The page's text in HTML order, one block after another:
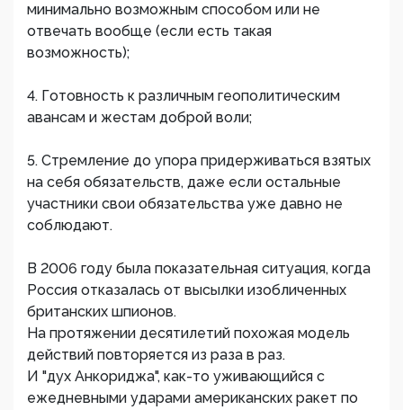
минимально возможным способом или не
отвечать вообще (если есть такая
возможность);
4. Готовность к различным геополитическим
авансам и жестам доброй воли;
5. Стремление до упора придерживаться взятых
на себя обязательств, даже если остальные
участники свои обязательства уже давно не
соблюдают.
В 2006 году была показательная ситуация, когда
Россия отказалась от высылки изобличенных
британских шпионов.
На протяжении десятилетий похожая модель
действий повторяется из раза в раз.
И "дух Анкориджа", как-то уживающийся с
ежедневными ударами американских ракет по